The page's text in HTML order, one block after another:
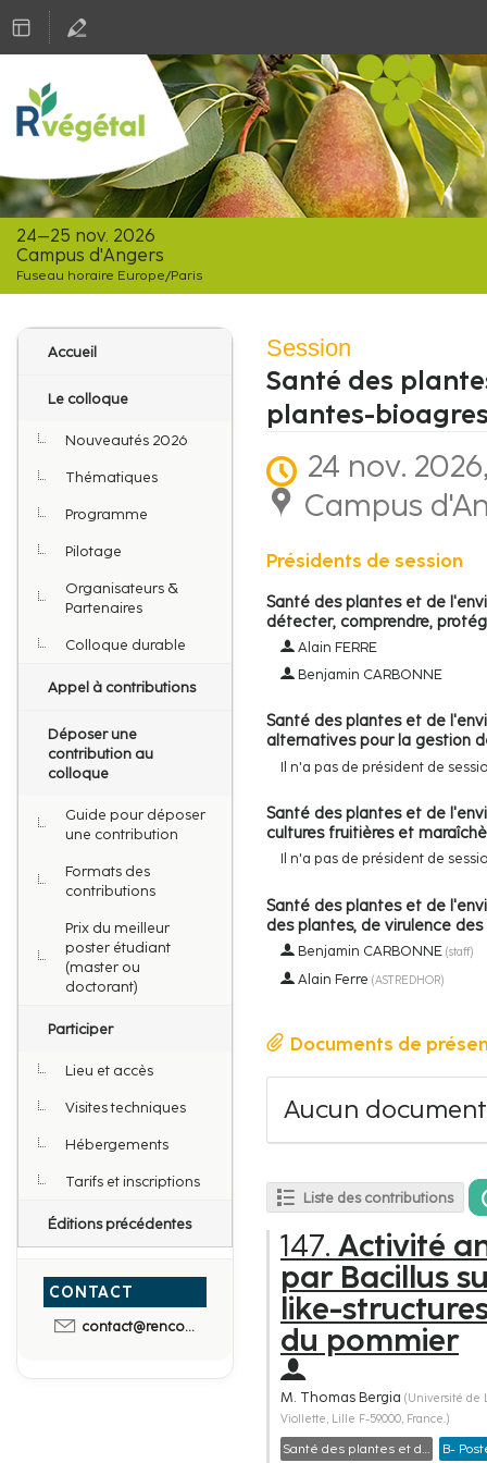
24–25 nov. 2026
Campus d'Angers
Fuseau horaire Europe/Paris
Menu
l'événement
Accueil
Le colloque
Nouveautés 2026
Thématiques
Programme
Pilotage
Organisateurs &
Partenaires
Colloque durable
Appel à contributions
Déposer une
contribution au
colloque
Guide pour déposer
une contribution
Formats des
contributions
Prix du meilleur
poster étudiant
(master ou
doctorant)
Participer
Lieu et accès
Visites techniques
Hébergements
Tarifs et inscriptions
Éditions précédentes
CONTACT
contact@rencontres-du-vegetal.fr
Session
Santé des
plantes-
24 nov.
Campus
Présidents de session
Santé des plantes et de
détecter, comprendre,
Alain FERRE
Benjamin CARBONNE
Santé des plantes et de
alternatives pour la gestion
Il n'a pas de président de
Santé des plantes et de
cultures fruitières et
Il n'a pas de président de
Santé des plantes et de
des plantes, de virulence
Benjamin CARBONNE (staff)
Alain Ferre (ASTREDHOR)
Documents de
Aucun
Liste des contributions
147. Activité
par Bacillus
like-
du pommier
M. Thomas Bergia (Université de
Viollette, Lille F-59000, France.)
Santé des plantes et de l’environnement, interactions plantes-bioagresseurs